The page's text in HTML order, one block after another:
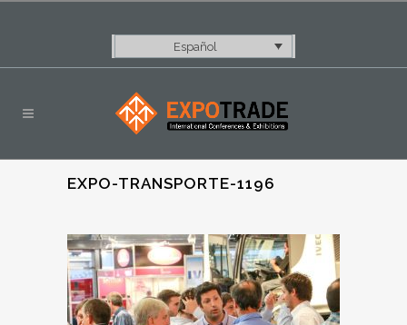
Español
EXPO-TRANSPORTE-1196